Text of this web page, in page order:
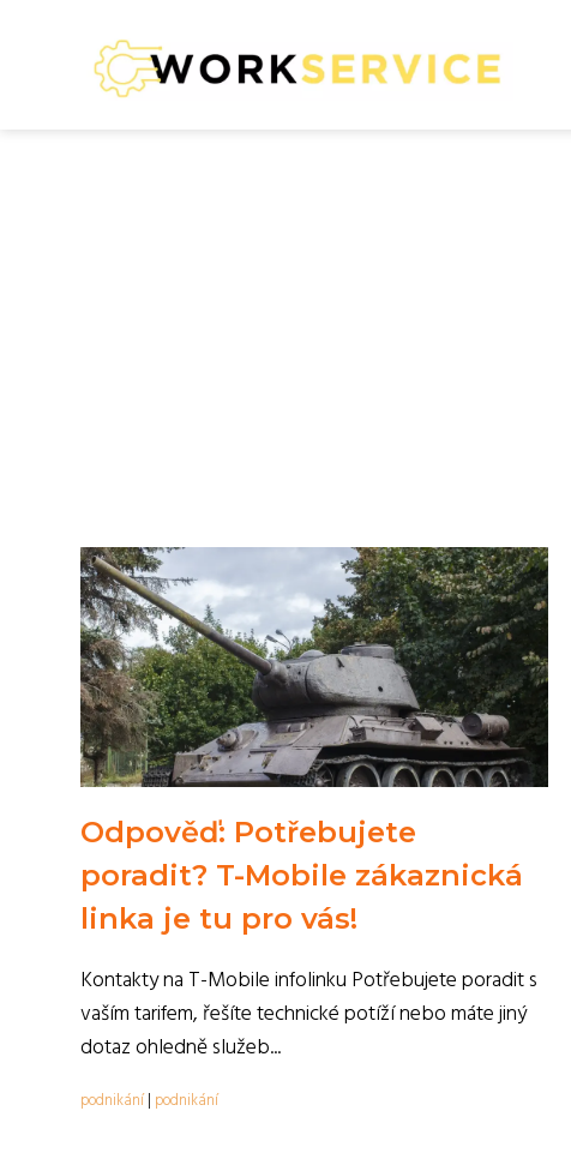
Odpověď: Potřebujete
poradit? T-Mobile zákaznická
linka je tu pro vás!
Kontakty na T-Mobile infolinku Potřebujete poradit s
vaším tarifem, řešíte technické potíží nebo máte jiný
dotaz ohledně služeb...
podnikání| podnikání